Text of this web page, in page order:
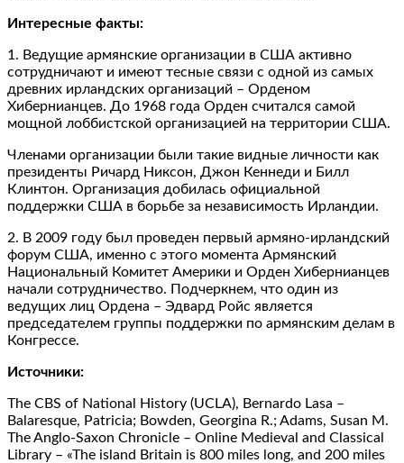
Интересные факты:
1. Ведущие армянские организации в США активно
сотрудничают и имеют тесные связи с одной из самых
древних ирландских организаций – Орденом
Хибернианцев. До 1968 года Орден считался самой
мощной лоббистской организацией на территории США.
Членами организации были такие видные личности как
президенты Ричард Никсон, Джон Кеннеди и Билл
Клинтон. Организация добилась официальной
поддержки США в борьбе за независимость Ирландии.
2. В 2009 году был проведен первый армяно-ирландский
форум США, именно с этого момента Армянский
Национальный Комитет Америки и Орден Хибернианцев
начали сотрудничество. Подчеркнем, что один из
ведущих лиц Ордена – Эдвард Ройс является
председателем группы поддержки по армянским делам в
Конгрессе.
Источники:
The CBS of National History (UCLA), Bernardo Lasa –
Balaresque, Patricia; Bowden, Georgina R.; Adams, Susan M.
The Anglo-Saxon Chronicle – Online Medieval and Classical
Library – «The island Britain is 800 miles long, and 200 miles